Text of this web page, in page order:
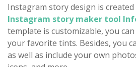
Instagram story design is created
Instagram story maker tool
template is customizable, you
your favorite tints. Besides, you
as well as include your own